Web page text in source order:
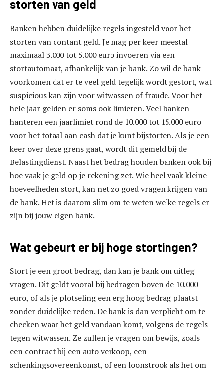
storten van geld
Banken hebben duidelijke regels ingesteld voor het
storten van contant geld. Je mag per keer meestal
maximaal 3.000 tot 5.000 euro invoeren via een
stortautomaat, afhankelijk van je bank. Zo wil de bank
voorkomen dat er te veel geld tegelijk wordt gestort, wat
suspicious kan zijn voor witwassen of fraude. Voor het
hele jaar gelden er soms ook limieten. Veel banken
hanteren een jaarlimiet rond de 10.000 tot 15.000 euro
voor het totaal aan cash dat je kunt bijstorten. Als je een
keer over deze grens gaat, wordt dit gemeld bij de
Belastingdienst. Naast het bedrag houden banken ook bij
hoe vaak je geld op je rekening zet. Wie heel vaak kleine
hoeveelheden stort, kan net zo goed vragen krijgen van
de bank. Het is daarom slim om te weten welke regels er
zijn bij jouw eigen bank.
Wat gebeurt er bij hoge stortingen?
Stort je een groot bedrag, dan kan je bank om uitleg
vragen. Dit geldt vooral bij bedragen boven de 10.000
euro, of als je plotseling een erg hoog bedrag plaatst
zonder duidelijke reden. De bank is dan verplicht om te
checken waar het geld vandaan komt, volgens de regels
tegen witwassen. Ze zullen je vragen om bewijs, zoals
een contract bij een auto verkoop, een
schenkingsovereenkomst, of een loonstrook als het om